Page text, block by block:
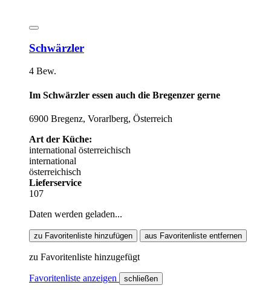
Schwärzler
4 Bew.
Im Schwärzler essen auch die Bregenzer gerne
6900 Bregenz, Vorarlberg, Österreich
Art der Küche:
international österreichisch
international
österreichisch
Lieferservice
107
Daten werden geladen...
zu Favoritenliste hinzufügen aus Favoritenliste entfernen
zu Favoritenliste hinzugefügt
Favoritenliste anzeigen schließen